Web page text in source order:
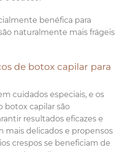
benéfica para
naturalmente mais frágeis
de botox capilar para
cuidados especiais, e os
botox capilar são
resultados eficazes e
mais delicados e propensos
crespos se beneficiam de